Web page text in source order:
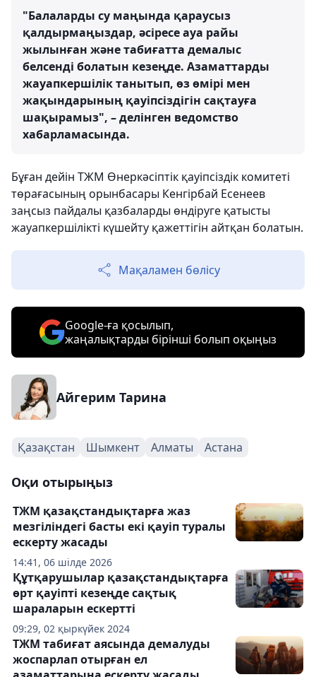
"Балаларды су маңында қараусыз
қалдырмаңыздар, әсіресе ауа райы
жылынған және табиғатта демалыс
белсенді болатын кезеңде. Азаматтарды
жауапкершілік танытып, өз өмірі мен
жақындарының қауіпсіздігін сақтауға
шақырамыз", – делінген ведомство
хабарламасында.
Бұған дейін ТЖМ Өнеркәсіптік қауіпсіздік комитеті
төрағасының орынбасары Кенгірбай Есенеев
заңсыз пайдалы қазбаларды өндіруге қатысты
жауапкершілікті күшейту қажеттігін айтқан болатын.
Мақаламен бөлісу
Google-ға қосылып,
жаңалықтарды бірінші болып оқыңыз
Айгерим Тарина
Қазақстан Шымкент Алматы Астана
Оқи отырыңыз
14:41, 06 шілде 2026
ТЖМ қазақстандықтарға жаз
мезгіліндегі басты екі қауіп туралы
ескерту жасады
09:29, 02 қыркүйек 2024
Құтқарушылар қазақстандықтарға
өрт қауіпті кезеңде сақтық
шараларын ескертті
ТЖМ табиғат аясында демалуды
жоспарлап отырған ел